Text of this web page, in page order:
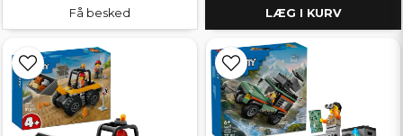
Få besked LÆG I KURV